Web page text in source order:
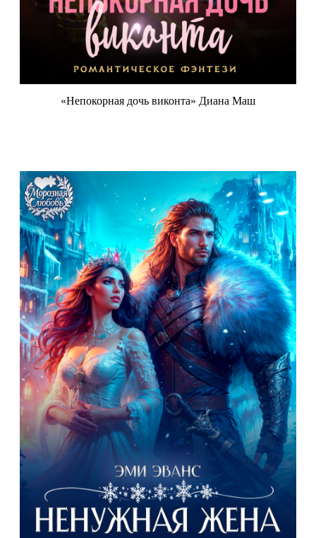
«Непокорная дочь виконта» Диана Маш